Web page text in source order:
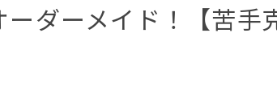
ダーメイド！【苦手